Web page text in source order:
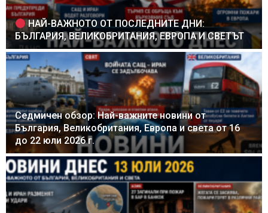
НАЙ-ВАЖНОТО ОТ ПОСЛЕДНИТЕ ДНИ:
БЪЛГАРИЯ, ВЕЛИКОБРИТАНИЯ, ЕВРОПА И СВЕТЪТ
Седмичен обзор: Най-важните новини от
България, Великобритания, Европа и света от 16
до 22 юли 2026 г.